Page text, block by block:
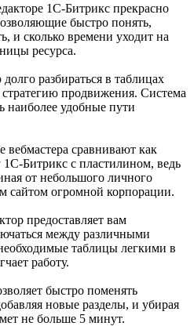
1С-Битрикс прекрасно
быстро понять,
и сколько времени уходит на
ресурса.
разбираться в таблицах
стратегию продвижения. Система
наиболее удобные пути
вебмастера сравнивают как
1С-Битрикс с пластилином, ведь
от небольшого личного
сайтом огромной корпорации.
предоставляет вам
между различными
таблицы легкими в
работу.
быстро поменять
новые разделы, и убирая
не больше 5 минут.